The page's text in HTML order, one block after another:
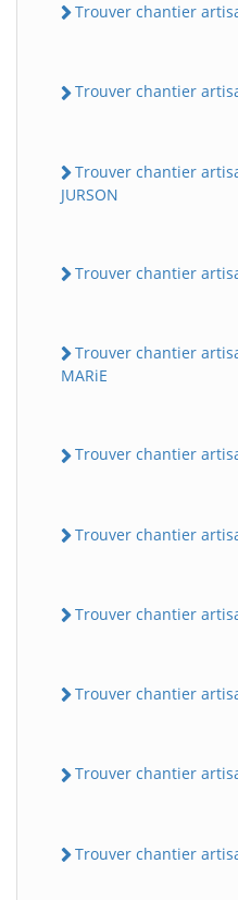
Trouver chantier
Trouver chantier
Trouver chantier
JURSON
Trouver chantier
Trouver chantier
MARiE
Trouver chantier
Trouver chantier
Trouver chantier
Trouver chantier
Trouver chantier
Trouver chantier